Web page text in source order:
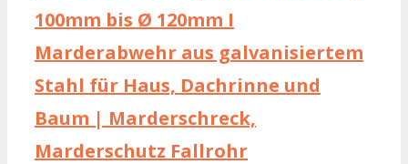
100mm bis Ø 120mm I
Marderabwehr aus galvanisiertem
Stahl für Haus, Dachrinne und
Baum | Marderschreck,
Marderschutz Fallrohr